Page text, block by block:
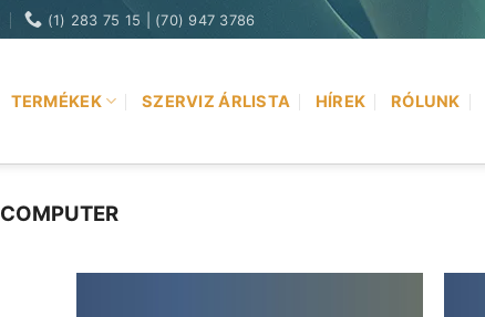
(1) 283 75 15 | (70) 947 3786
TERMÉKEK SZERVIZ ÁRLISTA HÍREK RÓLUNK
COMPUTER